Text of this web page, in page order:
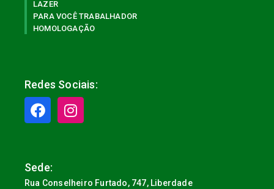
LAZER
PARA VOCÊ TRABALHADOR
HOMOLOGAÇÃO
Redes Sociais:
Sede:
Rua Conselheiro Furtado, 747, Liberdade